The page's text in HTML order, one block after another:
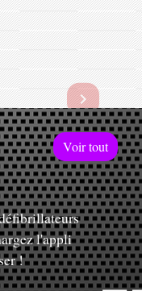
chevron_right Next
Voir tout
l'appli
!